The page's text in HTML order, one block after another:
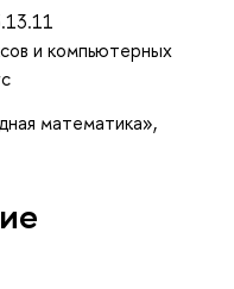
и компьютерных
математика»,